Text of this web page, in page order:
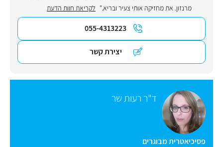
מרנזון. את מחזיקה אותי צעיר ובריא." לקריאת חוות הדעת
055-4313223
יצירת קשר
ד"ר רעות שר
פסיכיאטרית מבוגרים